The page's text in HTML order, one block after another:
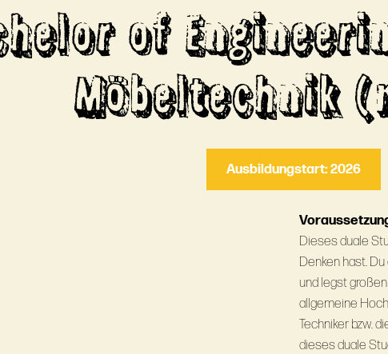
of
Möbeltechnik
Ausbildungstart: 2026
Dieses duale
Denken hast.
und legst
allgemeine
Techniker bzw.
dieses duale